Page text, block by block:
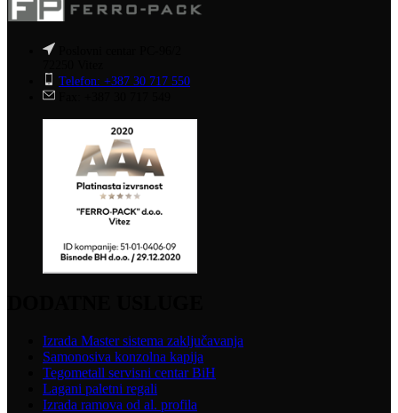
Telefon: +387 30 717 550
Izrada Master sistema zaključavanja
Samonosiva konzolna kapija
Tegometall servisni centar BiH
Lagani paletni regali
Izrada ramova od al. profila